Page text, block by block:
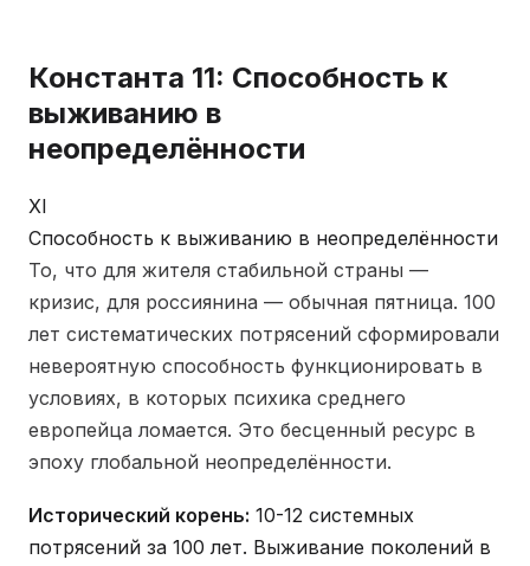
Константа 11: Способность к
выживанию в
неопределённости
XI
Способность к выживанию в неопределённости
То, что для жителя стабильной страны —
кризис, для россиянина — обычная пятница. 100
лет систематических потрясений сформировали
невероятную способность функционировать в
условиях, в которых психика среднего
европейца ломается. Это бесценный ресурс в
эпоху глобальной неопределённости.
Исторический корень: 10-12 системных
потрясений за 100 лет. Выживание поколений в